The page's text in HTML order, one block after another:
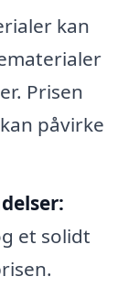
kan
Prisen
påvirke
et solidt